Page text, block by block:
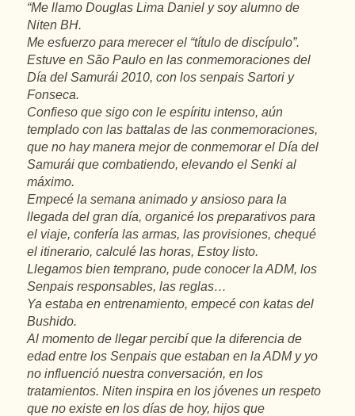
“Me llamo Douglas Lima Daniel y soy alumno de
Niten BH.
Me esfuerzo para merecer el “título de discípulo”.
Estuve en São Paulo en las conmemoraciones del
Día del Samurái 2010, con los senpais Sartori y
Fonseca.
Confieso que sigo con le espíritu intenso, aún
templado con las battalas de las conmemoraciones,
que no hay manera mejor de conmemorar el Día del
Samurái que combatiendo, elevando el Senki al
máximo.
Empecé la semana animado y ansioso para la
llegada del gran día, organicé los preparativos para
el viaje, confería las armas, las provisiones, chequé
el itinerario, calculé las horas, Estoy listo.
Llegamos bien temprano, pude conocer la ADM, los
Senpais responsables, las reglas…
Ya estaba en entrenamiento, empecé con katas del
Bushido.
Al momento de llegar percibí que la diferencia de
edad entre los Senpais que estaban en la ADM y yo
no influenció nuestra conversación, en los
tratamientos. Niten inspira en los jóvenes un respeto
que no existe en los días de hoy, hijos que